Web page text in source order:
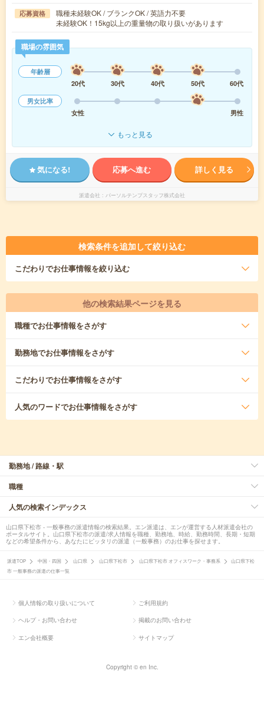
応募資格
職種未経験OK / ブランクOK / 英語力不要
未経験OK！15kg以上の重量物の取り扱いがあります
職場の雰囲気
年齢層
20代
30代 40代 50代
60代
男女比率
女性
男性
もっと見る
気になる! 応募へ進む 詳しく見る
派遣会社 パーソルテンプスタッフ株式会社
検索条件を追加して絞り込む
こだわりでお仕事情報を絞り込む
他の検索結果ページを見る
職種でお仕事情報をさがす
勤務地でお仕事情報をさがす
こだわりでお仕事情報をさがす
人気のワードでお仕事情報をさがす
勤務地 / 路線・駅
職種
人気の検索インデックス
山口県下松市 - 一般事務の派遣情報の検索結果。エン派遣は、エンが運営する人材派遣会社の
ポータルサイト。山口県下松市の派遣/求人情報を職種、勤務地、時給、勤務時間、長期・短期
などの希望条件から、あなたにピッタリの派遣（一般事務）のお仕事を探せます。
派遣TOP 中国・四国 山口県 山口県下松市 山口県下松市 オフィスワーク・事務系
山口県下松
市 一般事務の派遣の仕事一覧
個人情報の取り扱いについて ご利用規約
ヘルプ・お問い合わせ 掲載のお問い合わせ
エン会社概要 サイトマップ
Copyright © en Inc.